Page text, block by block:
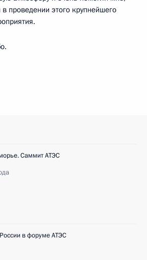
проведении этого крупнейшего
Саммит АТЭС
в форуме АТЭС